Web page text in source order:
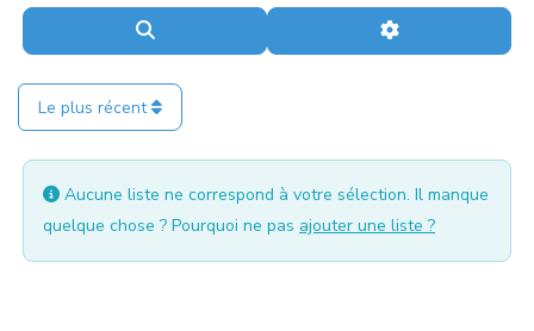
Recherche Advanced
Le plus récent
Aucune liste ne correspond à votre sélection. Il manque
quelque chose ? Pourquoi ne pas ajouter une liste ?